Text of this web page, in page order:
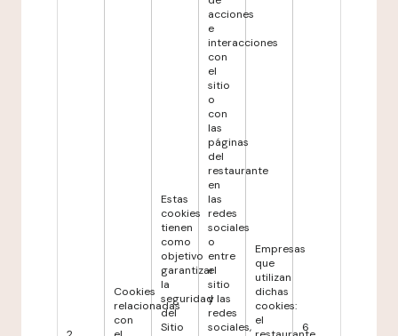
Cookies
relacionadas
con
Estas
cookies
tienen
como
objetivo
garantizar
la
seguridad
del
Sitio
acciones
e
interacciones
con
el
sitio
o
con
las
páginas
del
restaurante
en
las
redes
sociales
o
entre
el
sitio
y las
redes
sociales,
Empresas
que
utilizan
dichas
cookies:
el
6